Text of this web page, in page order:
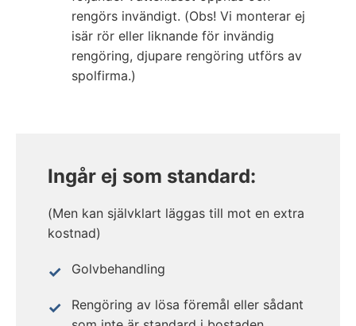
rengörs invändigt. (Obs! Vi monterar ej
isär rör eller liknande för invändig
rengöring, djupare rengöring utförs av
spolfirma.)
Ingår ej som standard:
(Men kan självklart läggas till mot en extra
kostnad)
Golvbehandling
Rengöring av lösa föremål eller sådant